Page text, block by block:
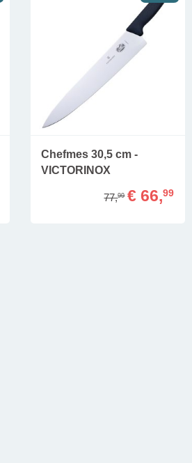
Chefmes 30,5 cm -
VICTORINOX
77,99 € 66,99